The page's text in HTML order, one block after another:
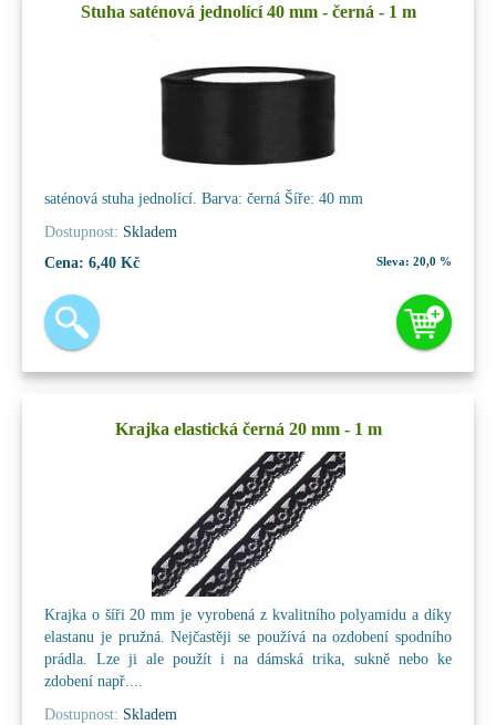
Stuha saténová jednolící 40 mm - černá - 1 m
saténová stuha jednolící. Barva: černá Šíře: 40 mm
Dostupnost: Skladem
Cena: 6,40 Kč Sleva: 20,0 %
Krajka elastická černá 20 mm - 1 m
Krajka o šíři 20 mm je vyrobená z kvalitního polyamidu a díky
elastanu je pružná. Nejčastěji se používá na ozdobení spodního
prádla. Lze ji ale použít i na dámská trika, sukně nebo ke
zdobení např....
Dostupnost: Skladem